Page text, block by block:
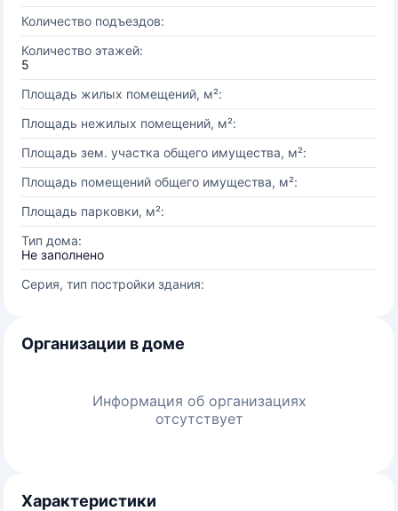
Количество подъездов:
Количество этажей:
5
Площадь жилых помещений, м²:
Площадь нежилых помещений, м²:
Площадь зем. участка общего имущества, м²:
Площадь помещений общего имущества, м²:
Площадь парковки, м²:
Тип дома:
Не заполнено
Серия, тип постройки здания:
Организации в доме
Информация об организациях
отсутствует
Характеристики